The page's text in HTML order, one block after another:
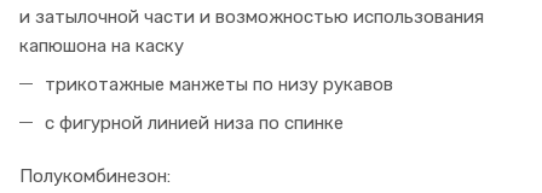
и затылочной части и возможностью использования
капюшона на каску
трикотажные манжеты по низу рукавов
с фигурной линией низа по спинке
Полукомбинезон: